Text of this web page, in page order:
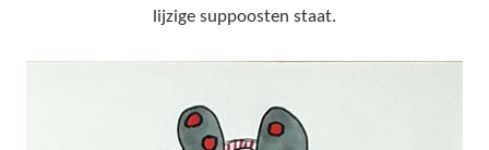
lijzige suppoosten staat.